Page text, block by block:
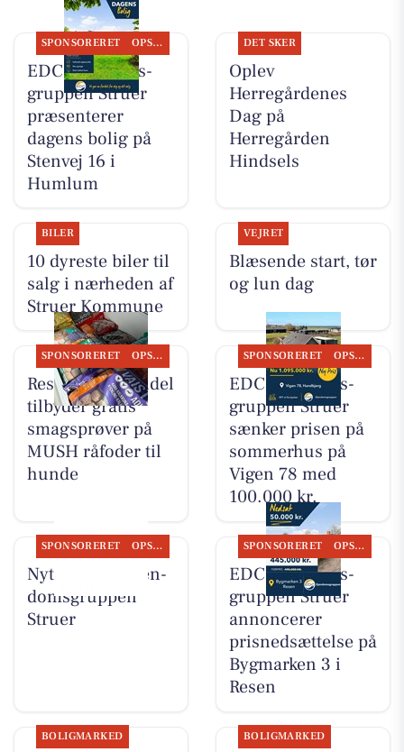
SPONSORERET OPSLAGSTAVLEN
EDC Ejen­doms­
grup­pen Struer
præsenterer
dagens bolig på
Stenvej 16 i
Humlum
DET SKER
Oplev
Herregårdenes
Dag på
Herregården
Hindsels
BILER
10 dyreste biler til
salg i nærheden af
Struer Kommune
VEJRET
Blæsende start, tør
og lun dag
SPONSORERET OPSLAGSTAVLEN
Resen Landhandel
tilbyder gratis
smagsprøver på
MUSH råfoder til
hunde
SPONSORERET OPSLAGSTAVLEN
EDC Ejen­doms­
grup­pen Struer
sænker prisen på
sommerhus på
Vigen 78 med
100.000 kr.
SPONSORERET OPSLAGSTAVLEN
Nyt fra EDC Ejen­
doms­grup­pen
Struer
SPONSORERET OPSLAGSTAVLEN
EDC Ejen­doms­
grup­pen Struer
annoncerer
prisnedsættelse på
Bygmarken 3 i
Resen
BOLIGMARKED BOLIGMARKED